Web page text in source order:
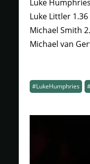
Luke
Luke Littler 1.36
Michael Smith
Michael van
#LukeHumphries